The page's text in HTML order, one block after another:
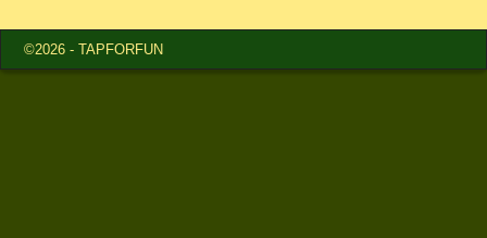
©2026 - TAPFORFUN